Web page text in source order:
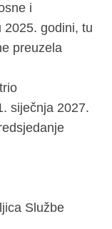
i
2025. godini, tu
preuzela
siječnja 2027.
Službe